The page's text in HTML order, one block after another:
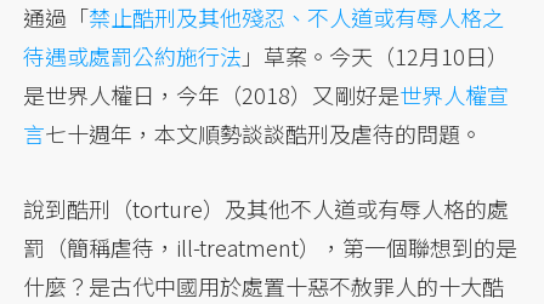
通過「禁止酷刑及其他殘忍、不人道或有辱人格之
待遇或處罰公約施行法 」草案。今天（12月10日）
是世界人權日，今年（2018）又剛好是世界人權宣
言七十週年，本文順勢談談酷刑及虐待的問題。
說到酷刑（torture）及其他不人道或有辱人格的處
罰（簡稱虐待，ill-treatment），第一個聯想到的是
什麼？是古代中國用於處置十惡不赦罪人的十大酷